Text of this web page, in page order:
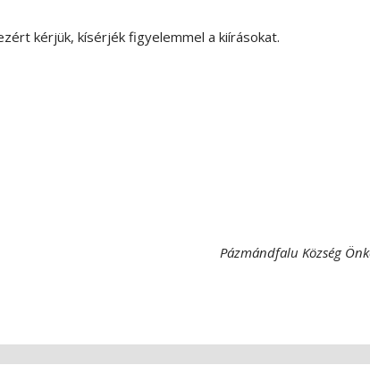
kérjük, kísérjék figyelemmel a kiírásokat.
Pázmándfalu Község